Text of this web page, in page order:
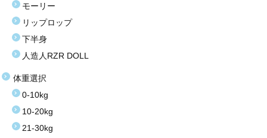
モーリー
リップロップ
下半身
人造人RZR DOLL
体重選択
0-10kg
10-20kg
21-30kg